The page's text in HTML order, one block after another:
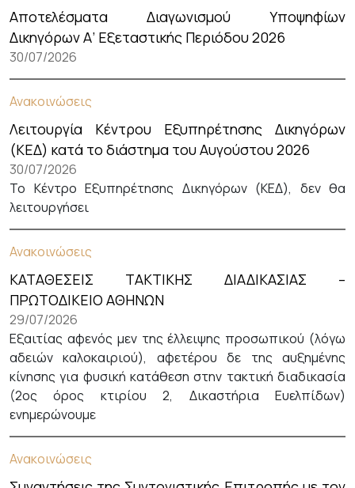
Αποτελέσματα Διαγωνισμού Υποψηφίων
Δικηγόρων Α’ Εξεταστικής Περιόδου 2026
30/07/2026
Ανακοινώσεις
Λειτουργία Κέντρου Εξυπηρέτησης Δικηγόρων
(ΚΕΔ) κατά το διάστημα του Αυγούστου 2026
30/07/2026
Το Κέντρο Εξυπηρέτησης Δικηγόρων (ΚΕΔ), δεν θα
λειτουργήσει
Ανακοινώσεις
ΚΑΤΑΘΕΣΕΙΣ ΤΑΚΤΙΚΗΣ ΔΙΑΔΙΚΑΣΙΑΣ –
ΠΡΩΤΟΔΙΚΕΙΟ ΑΘΗΝΩΝ
29/07/2026
Εξαιτίας αφενός μεν της έλλειψης προσωπικού (λόγω
αδειών καλοκαιριού), αφετέρου δε της αυξημένης
κίνησης για φυσική κατάθεση στην τακτική διαδικασία
(2ος όρος κτιρίου 2, Δικαστήρια Ευελπίδων)
ενημερώνουμε
Ανακοινώσεις